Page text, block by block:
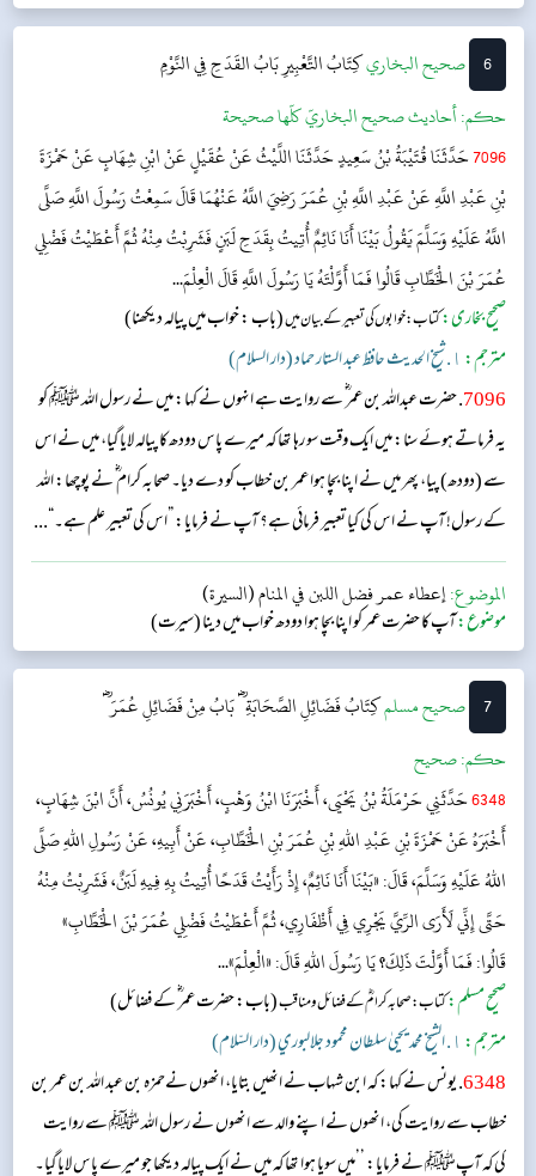
6 ‌‌صحيح البخاريكِتَابُ التَّعْبِيرِ بَابُ القَدَحِ فِي النَّوْمِ
حکم:أحاديث صحيح البخاريّ كلّها صحيحة
7096حَدَّثَنَا قُتَيْبَةُ بْنُ سَعِيدٍ حَدَّثَنَا اللَّيْثُ عَنْ عُقَيْلٍ عَنْ ابْنِ شِهَابٍ عَنْ حَمْزَةَ
بْنِ عَبْدِ اللَّهِ عَنْ عَبْدِ اللَّهِ بْنِ عُمَرَ رَضِيَ اللَّهُ عَنْهُمَا قَالَ سَمِعْتُ رَسُولَ اللَّهِ صَلَّى
اللَّهُ عَلَيْهِ وَسَلَّمَ يَقُولُ بَيْنَا أَنَا نَائِمٌ أُتِيتُ بِقَدَحِ لَبَنٍ فَشَرِبْتُ مِنْهُ ثُمَّ أَعْطَيْتُ فَضْلِي
عُمَرَ بْنَ الْخَطَّابِ قَالُوا فَمَا أَوَّلْتَهُ يَا رَسُولَ اللَّهِ قَالَ الْعِلْمَ...
صحیح بخاری:کتاب: خوابوں کی تعبیر کے بیان میں(باب : خواب میں پیالہ دیکھنا)
مترجم: ١. شیخ الحدیث حافظ عبد الستار حماد (دار السلام)
7096 . حضرت عبداللہ بن عمر ؓ سے روایت ہے انہوں نے کہا: میں نے رسول اللہ ﷺ کو
یہ فرماتے ہوئے سنا: میں ایک وقت سو رہا تھا کہ میرے پاس دودھ کا پیالہ لایا گیا، میں نے اس
سے (دودھ) پیا، پھر میں نے اپنا بچا ہوا عمر بن خطاب کو دے دیا۔ صحابہ کرام‬ ؓ ن‬ے پوچھا: اللہ
کے رسول! آپ نے اس کی کیا تعبیر فرمائی ہے؟ آپ نے فرمایا: ”اس کی تعبیر علم ہے۔“...
الموضوع:إعطاء عمر فضل اللبن في المنام (السيرة)
موضوع:آپ کا حضرت عمر کو اپنا بچا ہوا دودھ خواب میں دینا (سیرت)
7 ‌صحيح مسلمكِتَابُ فَضَائِلِ الصَّحَابَةِؓبَابُ مِنْ فَضَائِلِ عُمَرَؓ
حکم:صحیح
6348حَدَّثَنِي حَرْمَلَةُ بْنُ يَحْيَى، أَخْبَرَنَا ابْنُ وَهْبٍ، أَخْبَرَنِي يُونُسُ، أَنَّ ابْنَ شِهَابٍ،
أَخْبَرَهُ عَنْ حَمْزَةَ بْنِ عَبْدِ اللهِ بْنِ عُمَرَ بْنِ الْخَطَّابِ، عَنْ أَبِيهِ، عَنْ رَسُولِ اللهِ صَلَّى
اللهُ عَلَيْهِ وَسَلَّمَ، قَالَ: «بَيْنَا أَنَا نَائِمٌ، إِذْ رَأَيْتُ قَدَحًا أُتِيتُ بِهِ فِيهِ لَبَنٌ، فَشَرِبْتُ مِنْهُ
حَتَّى إِنِّي لَأَرَى الرِّيَّ يَجْرِي فِي أَظْفَارِي، ثُمَّ أَعْطَيْتُ فَضْلِي عُمَرَ بْنَ الْخَطَّابِ»
قَالُوا: فَمَا أَوَّلْتَ ذَلِكَ؟ يَا رَسُولَ اللهِ قَالَ: «الْعِلْمَ»...
صحیح مسلم:کتاب: صحابہ کرامؓ کے فضائل ومناقب(باب: حضرت عمر ؓ کے فضائل)
مترجم: ١. الشيخ محمد يحيىٰ سلطان محمود جلالبوري (دار السّلام)
6348 . یونس نے کہا: کہ ابن شہاب نے انھیں بتایا، انھوں نےحمزہ بن عبد اللہ بن عمر بن
خطاب سے روایت کی، انھوں نے اپنے والد سے انھوں نے رسول اللہ ﷺ سے روایت
کی کہ آپﷺ نے فرمایا: ’’میں سویا ہوا تھا کہ میں نے ایک پیالہ دیکھا جو میرے پاس لایا گیا۔